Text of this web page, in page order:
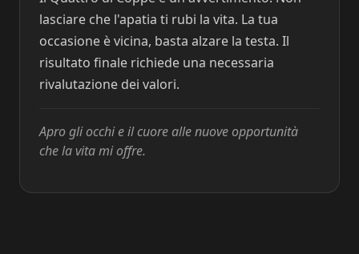
lasciare che l'apatia ti rubi la vita. La tua
occasione è vicina, basta alzare la testa. Il
risultato finale richiede una necessaria
rivalutazione dei valori.
Apro gli occhi e il cuore alle nuove opportunità
che la vita mi offre.